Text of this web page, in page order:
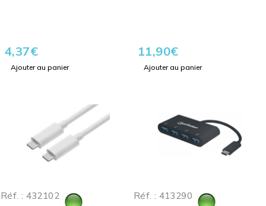
4,37€
Ajouter au panier
11,90€
Ajouter au panier
Réf. : 432102 Réf. : 413290